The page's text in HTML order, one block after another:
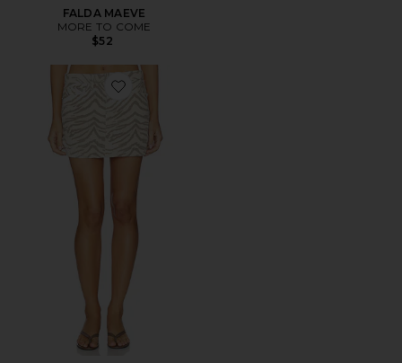
FALDA MAEVE
MORE TO COME
$52
Favorite FALDA TIGER